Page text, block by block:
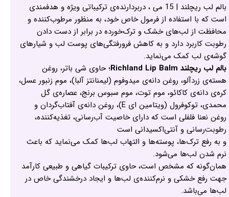
بالم لب ریچلند | 15 می ، دربردارنده‌ی ترکیباتی ویژه و هدفمندی
است که با استفاده از فرمول خاص خود، به منظور مرطوب‌کننده و
محافظت از لب‌های خشک و ترک‌خورده در برابر از دست دادن
رطوبت‌ کاربرد دارد و به کاهش فرورفتگی‌های پوست لب و شیارهای
گوشه‌ی لب‌ کمک می‌نماید.
بالم لب ریچلند Richland Lip Balm
؛ حاوی شی باتر، روغن
هسته‌ی زردآلو، روغن دانه‌ی میدوفوم (ليمنانتز آلبا)، موم زنبور عسل،
کره‌ی دانه‌ی کاکائو، موم توت، موم سبوس برنج، عصاره‌ی گل
محمدی، توکوفرول (ویتامین ای E)، روغن دانه‌ی آفتاب‌گردان و
روغن نعنا فلفلی است که دارای خاصیت آب‌رسانی، تغذیه‌کننده،
رطوبت‌رسانی و آنتی‌اکسیدانی است
و به رفع ترک‌ها، پوسته‌ها و التهاب لب‌ها کمک می‌نماید که باعث‌
نرم شدن لب‌ها می‌شود.
همان‌گونه که مشخص است، حاوی ترکیبات گیاهی و طبیعی کارآمد
جهت رفع خشکی و نرم‌کننده‌ی لب‌ها و ایجاد درخشندگی خاص در
لب‌ها می‌باشد.